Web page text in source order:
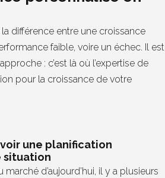
différence entre une croissance
faible, voire un échec. Il est
: c’est là où l’expertise de
pour la croissance de votre
une planification
situation
d’aujourd’hui, il y a plusieurs